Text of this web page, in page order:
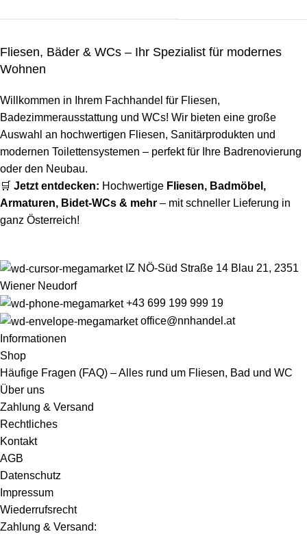
Fliesen, Bäder & WCs – Ihr Spezialist für modernes
Wohnen
Willkommen in Ihrem Fachhandel für Fliesen,
Badezimmerausstattung und WCs! Wir bieten eine große
Auswahl an hochwertigen Fliesen, Sanitärprodukten und
modernen Toilettensystemen – perfekt für Ihre Badrenovierung
oder den Neubau.
🛒 Jetzt entdecken: Hochwertige Fliesen, Badmöbel ,
Armaturen, Bidet-WCs & mehr – mit schneller Lieferung in
ganz Österreich!
IZ NÖ-Süd Straße 14 Blau 21, 2351
Wiener Neudorf
+43 699 199 999 19
office@nnhandel.at
Informationen
Shop
Häufige Fragen (FAQ) – Alles rund um Fliesen, Bad und WC
Über uns
Zahlung & Versand
Rechtliches
Kontakt
AGB
Datenschutz
Impressum
Wiederrufsrecht
Zahlung & Versand: